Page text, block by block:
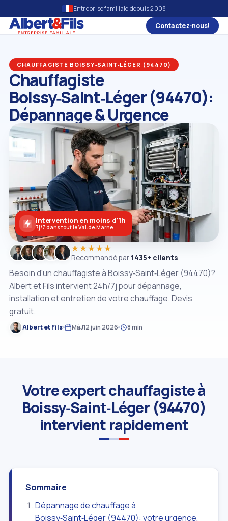
Entreprise familiale depuis 2008
Contactez‑nous!
CHAUFFAGISTE BOISSY‑SAINT‑LÉGER (94470)
Chauffagiste
Boissy‑Saint‑Léger (94470):
Dépannage & Urgence
Besoin d'un chauffagiste à Boissy‑Saint‑Léger (94470)?
Albert et Fils intervient 24h/7j pour dépannage,
installation et entretien de votre chauffage. Devis
gratuit.
Albert et Fils MàJ12 juin 2026 8 min
★★★★★
Recommandé par 1435+ clients
Intervention en moins d'1h
7j/7 dans tout le Val‑de‑Marne
Votre expert chauffagiste à
Boissy‑Saint‑Léger (94470)
intervient rapidement
Sommaire
Dépannage de chauffage à
Boissy‑Saint‑Léger (94470): votre urgence,